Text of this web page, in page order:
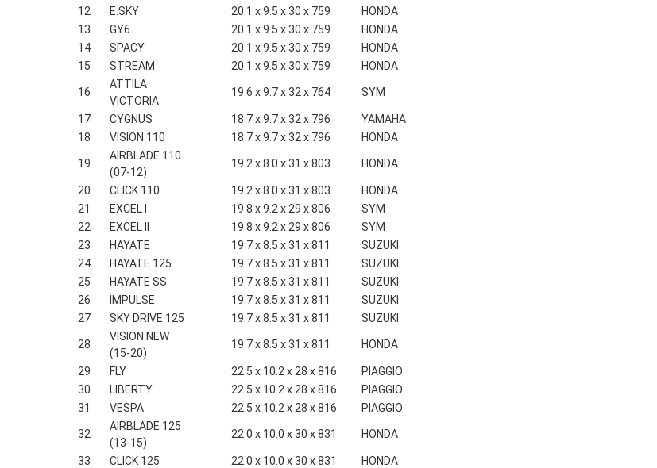
12
E.SKY 20.1 x 9.5 x 30 x 759
HONDA
13
GY6 20.1 x 9.5 x 30 x 759
HONDA
14
SPACY 20.1 x 9.5 x 30 x 759
HONDA
15
STREAM 20.1 x 9.5 x 30 x 759 HONDA
16
ATTILA
VICTORIA
19.6 x 9.7 x 32 x 764 SYM
17 CYGNUS 18.7 x 9.7 x 32 x 796
YAMAHA
18
VISION 110 18.7 x 9.7 x 32 x 796 HONDA
19
AIRBLADE 110
(07-12)
19.2 x 8.0 x 31 x 803 HONDA
20 CLICK 110 19.2 x 8.0 x 31 x 803
HONDA
21
EXCEL I 19.8 x 9.2 x 29 x 806
SYM
22
EXCEL II 19.8 x 9.2 x 29 x 806
SYM
23
HAYATE 19.7 x 8.5 x 31 x 811
SUZUKI
24
HAYATE 125 19.7 x 8.5 x 31 x 811
SUZUKI
25
HAYATE SS 19.7 x 8.5 x 31 x 811
SUZUKI
26
IMPULSE 19.7 x 8.5 x 31 x 811
SUZUKI
27
SKY DRIVE 125 19.7 x 8.5 x 31 x 811 SUZUKI
28
VISION NEW
(15-20)
19.7 x 8.5 x 31 x 811 HONDA
29 FLY 22.5 x 10.2 x 28 x 816
PIAGGIO
30
LIBERTY 22.5 x 10.2 x 28 x 816
PIAGGIO
31
VESPA 22.5 x 10.2 x 28 x 816 PIAGGIO
32
AIRBLADE 125
(13-15)
22.0 x 10.0 x 30 x 831 HONDA
33 CLICK 125 22.0 x 10.0 x 30 x 831 HONDA